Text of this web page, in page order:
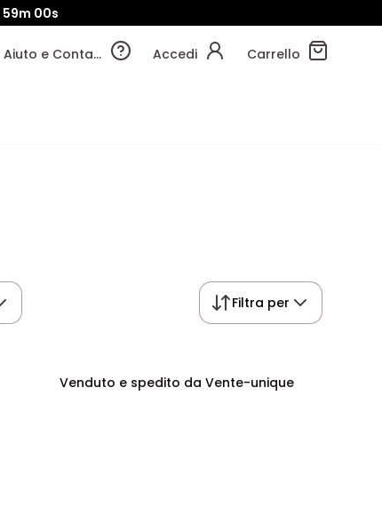
58m 59s
Aiuto e Contatti Accedi Carrello
Filtra per
Venduto e spedito da Vente-unique